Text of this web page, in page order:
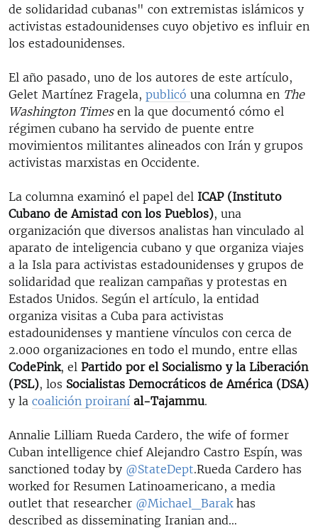
de solidaridad cubanas" con extremistas islámicos y
activistas estadounidenses cuyo objetivo es influir en
los estadounidenses.
El año pasado, uno de los autores de este artículo,
Gelet Martínez Fragela, publicó una columna en The
Washington Timesen la que documentó cómo el
régimen cubano ha servido de puente entre
movimientos militantes alineados con Irán y grupos
activistas marxistas en Occidente.
La columna examinó el papel del ICAP (Instituto
Cubano de Amistad con los Pueblos), una
organización que diversos analistas han vinculado al
aparato de inteligencia cubano y que organiza viajes
a la Isla para activistas estadounidenses y grupos de
solidaridad que realizan campañas y protestas en
Estados Unidos. Según el artículo, la entidad
organiza visitas a Cuba para activistas
estadounidenses y mantiene vínculos con cerca de
2.000 organizaciones en todo el mundo, entre ellas
CodePink, el Partido por el Socialismo y la Liberación
(PSL), los Socialistas Democráticos de América (DSA)
y la coalición proiraní al-Tajammu.
Annalie Lilliam Rueda Cardero, the wife of former
Cuban intelligence chief Alejandro Castro Espín, was
sanctioned today by @StateDept.Rueda Cardero has
worked for Resumen Latinoamericano, a media
outlet that researcher @Michael_Barakhas
described as disseminating Iranian and…